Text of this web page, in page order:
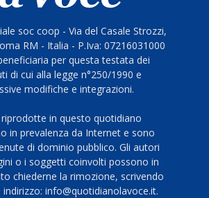
soc coop - Via del Casale Strozzi,
RM - Italia - P.Iva: 07216031000
per questa testata dei
di cui alla legge n°250/1990 e
modifiche e integrazioni.
in questo quotidiano
in prevalenza da Internet e sono
di dominio pubblico. Gli autori
o i soggetti coinvolti possono in
chiederne la rimozione, scrivendo
info@quotidianolavoce.it.